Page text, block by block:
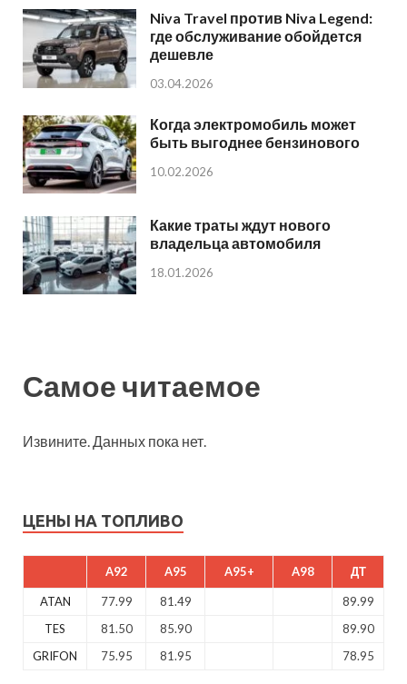
Niva Travel против Niva Legend:
где обслуживание обойдется
дешевле
03.04.2026
Когда электромобиль может
быть выгоднее бензинового
10.02.2026
Какие траты ждут нового
владельца автомобиля
18.01.2026
Самое читаемое
Извините. Данных пока нет.
ЦЕНЫ НА ТОПЛИВО
A92 A95 A95+ A98 ДТ
ATAN 77.99 81.49
89.99
TES
81.50 85.90
89.90
GRIFON
75.95 81.95 78.95